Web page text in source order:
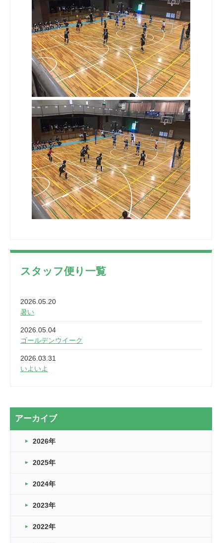
スタッフ便り一覧
2026.05.20
暑い
2026.05.04
ゴールデンウイーク
2026.03.31
いよいよ
2026.03.20
なぎなた
2026.03.16
車いすバスケとRくんのお話
卒業・卒園の季節★
2026.03.11
アーカイブ
2026年
2025年
2024年
2023年
2022年